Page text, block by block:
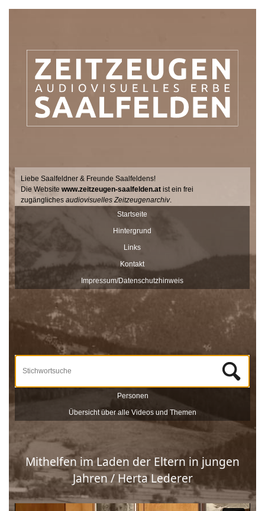
Liebe Saalfeldner & Freunde Saalfeldens!
Die Websitewww.zeitzeugen-saalfelden.at ist ein frei
zugänglichesaudiovisuelles Zeitzeugenarchiv.
Seit 2017 sucht der Filmemacher Thomas Junker gemeinsam mit
Dr. Andrea Dillinger vom Museum Schloss Ritzen im Auftrag der
Stadtgemeinde Saalfelden Zeitzeugen auf hält ihre Geschichten
und Erinnerungen mit der Videokamera fest.
Diese Interviews werden Stück für Stück auf dieser Seite
veröffentlicht und sind nach Stichworten zu Themen und
Zeitzeugen durchsuchbar.
Unterstützt werden die Dreharbeiten und das Onlineportale vom
Museum Schloss Ritzen und der
-Förderung der
Europäischen Union. Mit dieser Sammlung von
Zeitzeugeninterviews wird das kulturelle und gesellschaftliche Erbe
Saalfeldens lebendig gehalten, sprich die Geschichte Saalfeldens.
Wir bedanken uns bei allen Beteiligten, die zur Umsetzung dieses
Projektes beigetragen haben!
Startseite
Hintergrund
Links
Kontakt
Impressum/Datenschutzhinweis
Personen
Übersicht über alle Videos und Themen
Mithelfen im Laden der Eltern in jungen
Jahren / Herta Lederer